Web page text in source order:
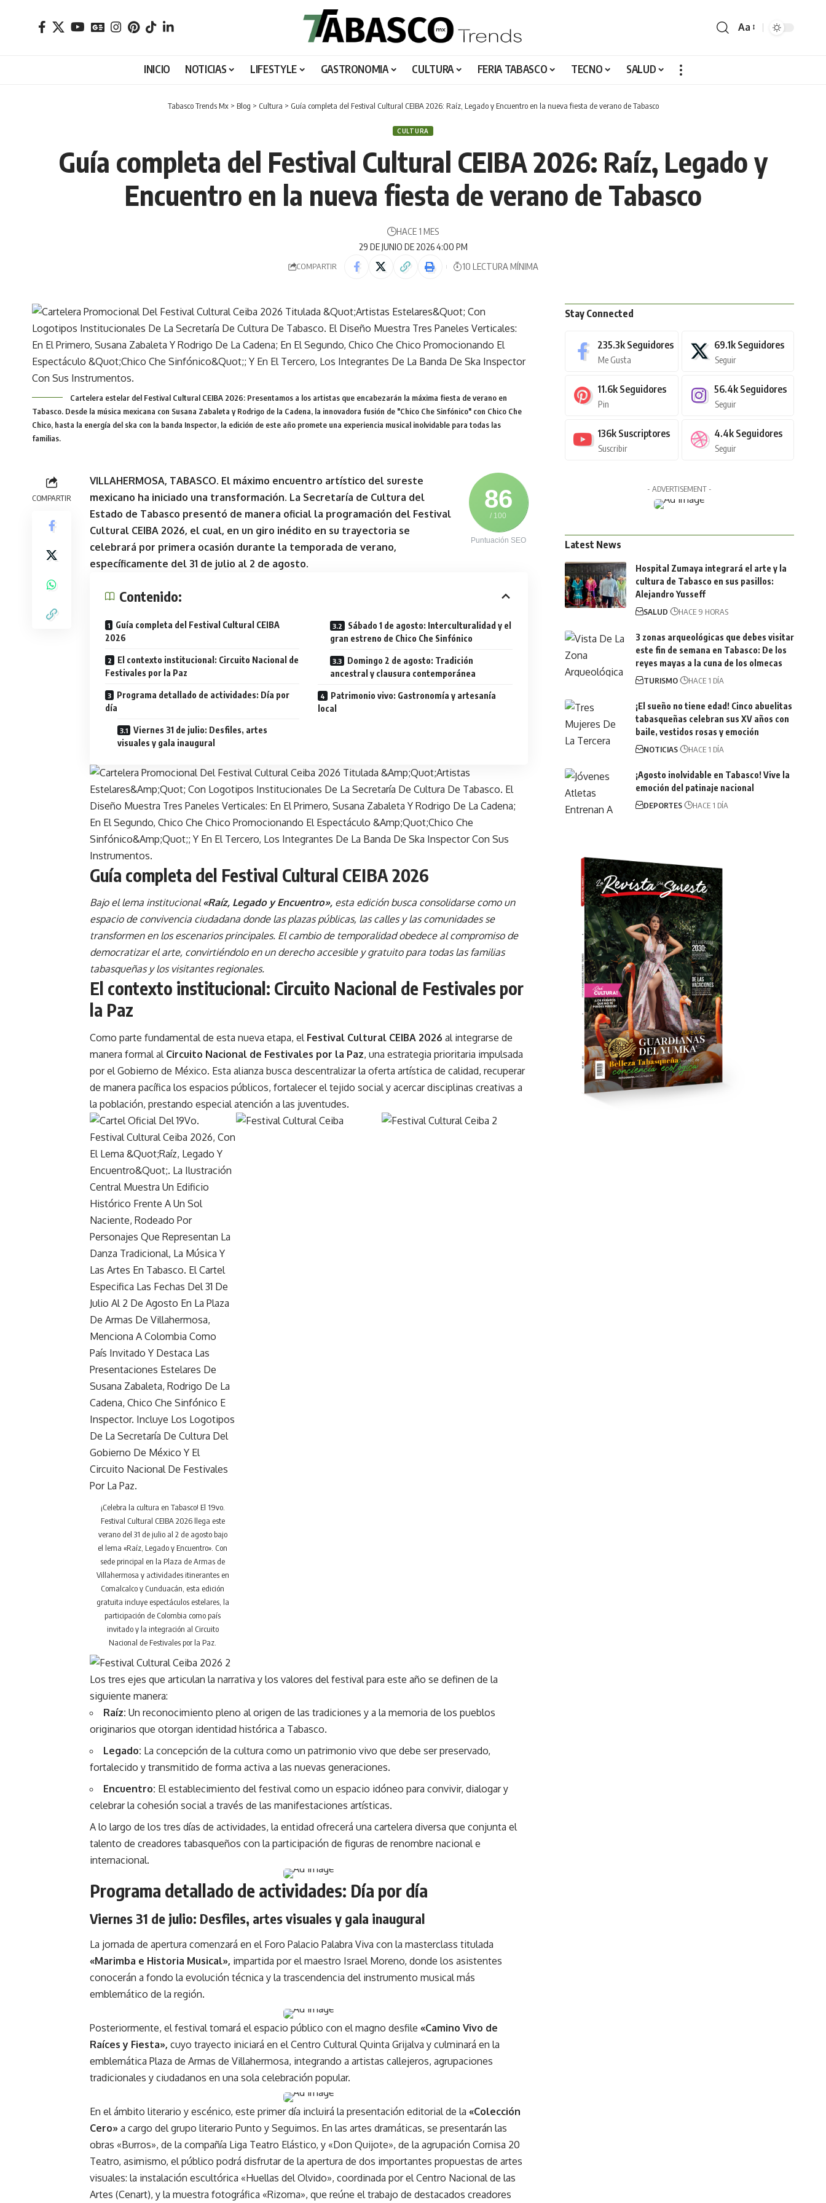
Aa
INICIO NOTICIAS LIFESTYLE GASTRONOMIA CULTURA FERIA TABASCO TECNO SALUD
Tabasco Trends Mx> Blog > Cultura > Guía completa del Festival Cultural CEIBA 2026: Raíz, Legado y Encuentro en la nueva fiesta de verano de Tabasco
CULTURA
Guía completa del Festival Cultural CEIBA 2026: Raíz, Legado y
Encuentro en la nueva fiesta de verano de Tabasco
29 DE JUNIO DE 2026 4:00 PM
HACE 1 MES
COMPARTIR 10 LECTURA MÍNIMA
Cartelera estelar del Festival Cultural CEIBA 2026: Presentamos a los artistas que encabezarán la máxima fiesta de verano en
Tabasco. Desde la música mexicana con Susana Zabaleta y Rodrigo de la Cadena, la innovadora fusión de "Chico Che Sinfónico" con Chico Che
Chico, hasta la energía del ska con la banda Inspector, la edición de este año promete una experiencia musical inolvidable para todas las
familias.
COMPARTIR 86
/ 100
Puntuación SEO
VILLAHERMOSA, TABASCO. El máximo encuentro artístico del sureste
mexicano ha iniciado una transformación. La Secretaría de Cultura del
Estado de Tabasco presentó de manera oficial la programación del Festival
Cultural CEIBA 2026, el cual, en un giro inédito en su trayectoria se
celebrará por primera ocasión durante la temporada de verano,
específicamente del 31 de julio al 2 de agosto.
Contenido:
Guía completa del Festival Cultural CEIBA
2026
El contexto institucional: Circuito Nacional de
Festivales por la Paz
Programa detallado de actividades: Día por
día
Viernes 31 de julio: Desfiles, artes
visuales y gala inaugural
Sábado 1 de agosto: Interculturalidad y el
gran estreno de Chico Che Sinfónico
Domingo 2 de agosto: Tradición
ancestral y clausura contemporánea
Patrimonio vivo: Gastronomía y artesanía
local
Guía completa del Festival Cultural CEIBA 2026
Bajo el lema institucional«Raíz, Legado y Encuentro», esta edición busca consolidarse como un
espacio de convivencia ciudadana donde las plazas públicas, las calles y las comunidades se
transformen en los escenarios principales. El cambio de temporalidad obedece al compromiso de
democratizar el arte, convirtiéndolo en un derecho accesible y gratuito para todas las familias
tabasqueñas y los visitantes regionales.
El contexto institucional: Circuito Nacional de Festivales por
la Paz
Como parte fundamental de esta nueva etapa, el Festival Cultural CEIBA 2026 al integrarse de
manera formal al Circuito Nacional de Festivales por la Paz, una estrategia prioritaria impulsada
por el Gobierno de México. Esta alianza busca descentralizar la oferta artística de calidad, recuperar
de manera pacífica los espacios públicos, fortalecer el tejido social y acercar disciplinas creativas a
la población, prestando especial atención a las juventudes.
¡Celebra la cultura en Tabasco! El 19vo.
Festival Cultural CEIBA 2026 llega este
verano del 31 de julio al 2 de agosto bajo
el lema «Raíz, Legado y Encuentro». Con
sede principal en la Plaza de Armas de
Villahermosa y actividades itinerantes en
Comalcalco y Cunduacán, esta edición
gratuita incluye espectáculos estelares, la
participación de Colombia como país
invitado y la integración al Circuito
Nacional de Festivales por la Paz.
Los tres ejes que articulan la narrativa y los valores del festival para este año se definen de la
siguiente manera:
Raíz: Un reconocimiento pleno al origen de las tradiciones y a la memoria de los pueblos
originarios que otorgan identidad histórica a Tabasco.
Legado: La concepción de la cultura como un patrimonio vivo que debe ser preservado,
fortalecido y transmitido de forma activa a las nuevas generaciones.
Encuentro: El establecimiento del festival como un espacio idóneo para convivir, dialogar y
celebrar la cohesión social a través de las manifestaciones artísticas.
A lo largo de los tres días de actividades, la entidad ofrecerá una cartelera diversa que conjunta el
talento de creadores tabasqueños con la participación de figuras de renombre nacional e
internacional.
Programa detallado de actividades: Día por día
Viernes 31 de julio: Desfiles, artes visuales y gala inaugural
La jornada de apertura comenzará en el Foro Palacio Palabra Viva con la masterclass titulada
«Marimba e Historia Musical», impartida por el maestro Israel Moreno, donde los asistentes
conocerán a fondo la evolución técnica y la trascendencia del instrumento musical más
emblemático de la región.
Posteriormente, el festival tomará el espacio público con el magno desfile «Camino Vivo de
Raíces y Fiesta», cuyo trayecto iniciará en el Centro Cultural Quinta Grijalva y culminará en la
emblemática Plaza de Armas de Villahermosa, integrando a artistas callejeros, agrupaciones
tradicionales y ciudadanos en una sola celebración popular.
En el ámbito literario y escénico, este primer día incluirá la presentación editorial de la «Colección
Cero» a cargo del grupo literario Punto y Seguimos. En las artes dramáticas, se presentarán las
obras «Burros», de la compañía Liga Teatro Elástico, y «Don Quijote», de la agrupación Cornisa 20
Teatro, asimismo, el público podrá disfrutar de la apertura de dos importantes propuestas de artes
visuales: la instalación escultórica «Huellas del Olvido», coordinada por el Centro Nacional de las
Artes (Cenart), y la muestra fotográfica «Rizoma», que reúne el trabajo de destacados creadores
Stay Connected
235.3k Seguidores
Me Gusta
69.1k Seguidores
Seguir
11.6k Seguidores
Pin
56.4k Seguidores
Seguir
136k Suscriptores
Suscribir
4.4k Seguidores
Seguir
- ADVERTISEMENT -
Latest News
Hospital Zumaya integrará el arte y la
cultura de Tabasco en sus pasillos:
Alejandro Yusseff
SALUD HACE 9 HORAS
3 zonas arqueológicas que debes visitar
este fin de semana en Tabasco: De los
reyes mayas a la cuna de los olmecas
TURISMO HACE 1 DÍA
¡El sueño no tiene edad! Cinco abuelitas
tabasqueñas celebran sus XV años con
baile, vestidos rosas y emoción
NOTICIAS HACE 1 DÍA
¡Agosto inolvidable en Tabasco! Vive la
emoción del patinaje nacional
DEPORTES HACE 1 DÍA